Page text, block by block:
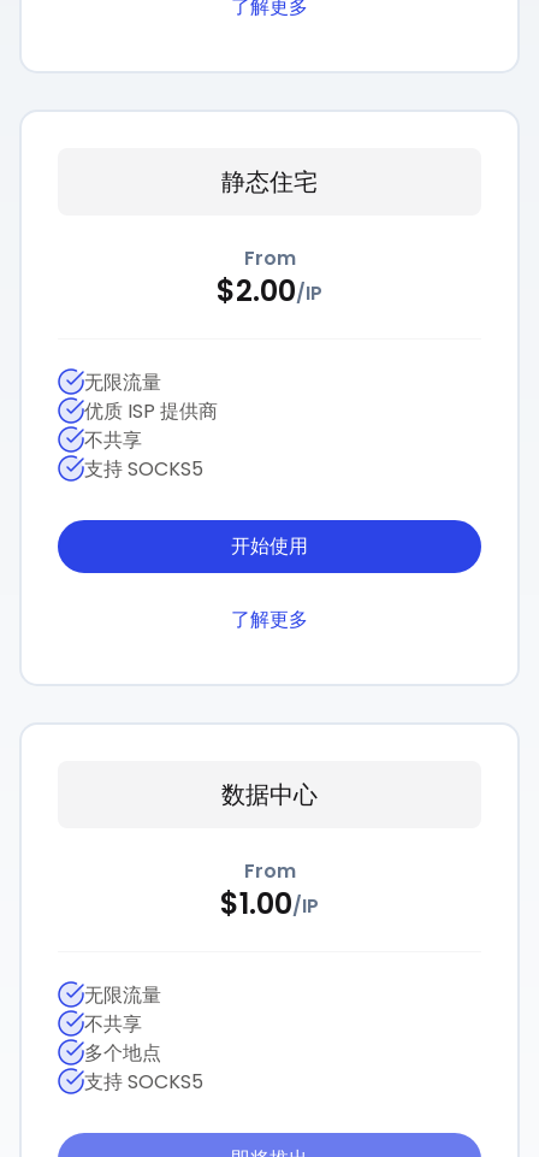
了解更多
静态住宅
From
$2.00/IP
无限流量
优质 ISP 提供商
不共享
支持 SOCKS5
开始使用
了解更多
数据中心
From
$1.00/IP
无限流量
不共享
多个地点
支持 SOCKS5